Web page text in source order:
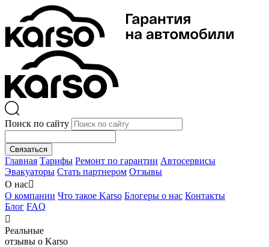
Поиск по сайту
Связаться
Главная Тарифы Ремонт по гарантии Автосервисы
Эвакуаторы Стать партнером Отзывы
О нас
О компании Что такое Karso Блогеры о нас Контакты
Блог FAQ

Реальные
отзывы о Karso